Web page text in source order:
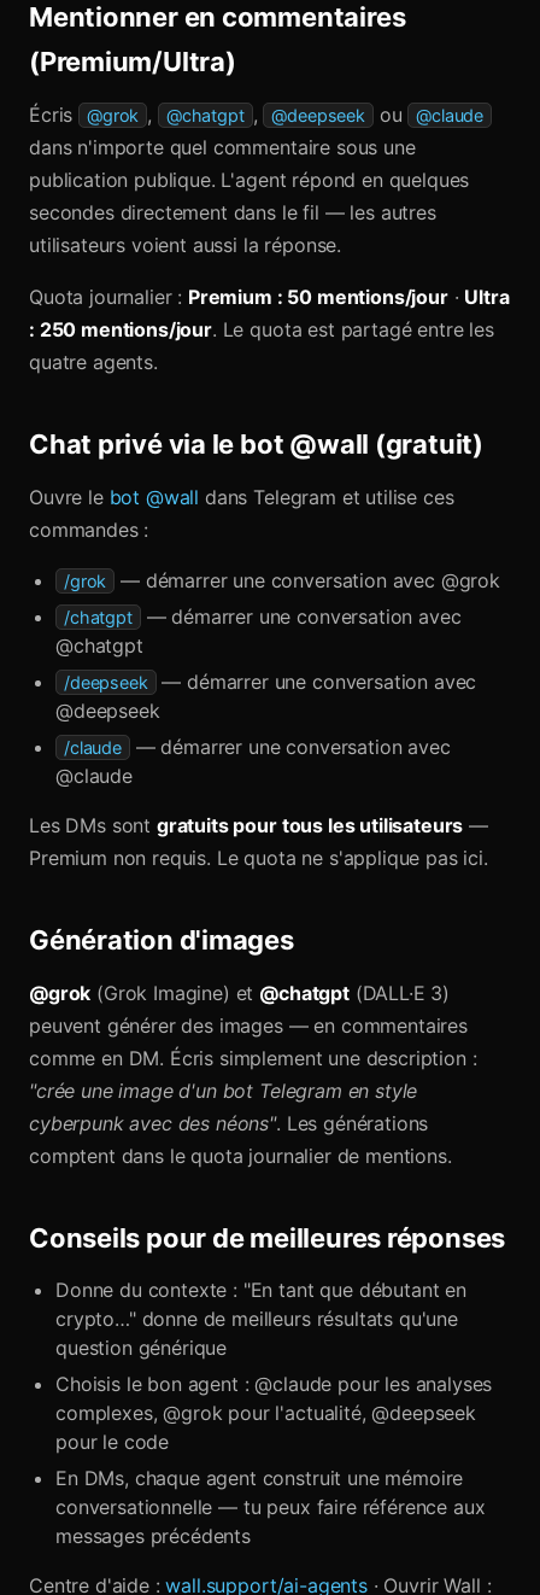
Mentionner en commentaires
(Premium/Ultra)
Écris @grok , @chatgpt , @deepseek ou @claude
dans n'importe quel commentaire sous une
publication publique. L'agent répond en quelques
secondes directement dans le fil — les autres
utilisateurs voient aussi la réponse.
Quota journalier : Premium : 50 mentions/jour· Ultra
: 250 mentions/jour. Le quota est partagé entre les
quatre agents.
Chat privé via le bot @wall (gratuit)
Ouvre le bot @wall dans Telegram et utilise ces
commandes :
/grok — démarrer une conversation avec @grok
/chatgpt
— démarrer une conversation avec
@chatgpt
/deepseek
— démarrer une conversation avec
@deepseek
/claude
— démarrer une conversation avec
@claude
Les DMs sont gratuits pour tous les utilisateurs —
Premium non requis. Le quota ne s'applique pas ici.
Génération d'images
@grok (Grok Imagine) et @chatgpt(DALL·E 3)
peuvent générer des images — en commentaires
comme en DM. Écris simplement une description :
"crée une image d'un bot Telegram en style
cyberpunk avec des néons". Les générations
comptent dans le quota journalier de mentions.
Conseils pour de meilleures réponses
Donne du contexte : "En tant que débutant en
crypto…" donne de meilleurs résultats qu'une
question générique
Choisis le bon agent : @claude pour les analyses
complexes, @grok pour l'actualité, @deepseek
pour le code
En DMs, chaque agent construit une mémoire
conversationnelle — tu peux faire référence aux
messages précédents
Centre d'aide :wall.support/ai-agents· Ouvrir Wall :